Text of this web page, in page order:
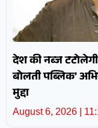
देश की नब्ज
बोलती पब्लिक’
मुद्दा
August 6, 2026